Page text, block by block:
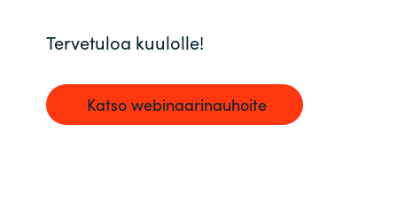
Netherlands
Oman
Tervetuloa kuulolle!
Katso webinaarinauhoite